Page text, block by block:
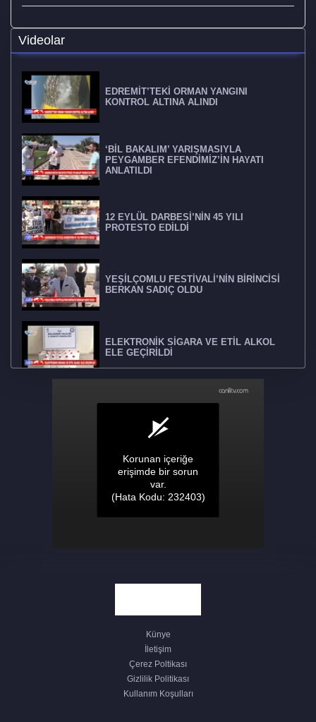
Videolar
EDREMİT’TEKİ ORMAN YANGINI
KONTROL ALTINA ALINDI
‘BİL BAKALIM’ YARIŞMASIYLA
PEYGAMBER EFENDİMİZ’İN HAYATI
ANLATILDI
12 EYLÜL DARBESİ’NİN 45 YILI
PROTESTO EDİLDİ
YEŞİLÇOMLU FESTİVALİ’NİN BİRİNCİSİ
BERKAN SADIÇ OLDU
ELEKTRONİK SİGARA VE ETİL ALKOL
ELE GEÇİRİLDİ
BANDIRMA’DA 2025 2026 EĞİTİM
ÖĞRETİM YILI BAŞLADII
CHP BANDIRMA’DA SEÇİMLERDE
TURUNCU LİSTE FARK AÇTI
BANDIRMA’DA 30 AĞUSTOS COŞKUSU,
ENGELSİZ ZAFER DALIŞI
GERÇEKLEŞTİRİLDİ
Künye
İletişim
Çerez Poltikası
Gizlilik Politikası
Kullanım Koşulları